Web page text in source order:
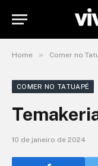
Home » Comer no
COMER NO TATUAPÉ
10 de janeiro de 2024